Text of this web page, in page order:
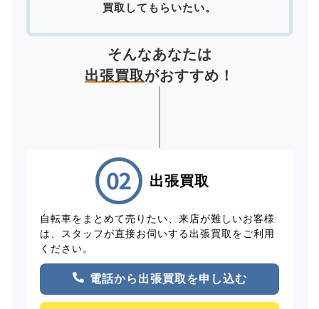
買取してもらいたい。
そんなあなたは
出張買取がおすすめ！
出張買取
自転車をまとめて売りたい、来店が難しいお客様
は、スタッフが直接お伺いする出張買取をご利用
ください。
電話から出張買取を申し込む